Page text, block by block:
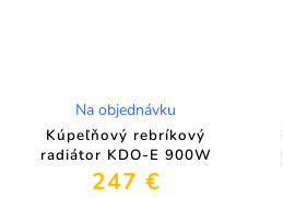
Kúpeľňový rebríkový
radiátor KDO-E 900W
Na objednávku
247 €